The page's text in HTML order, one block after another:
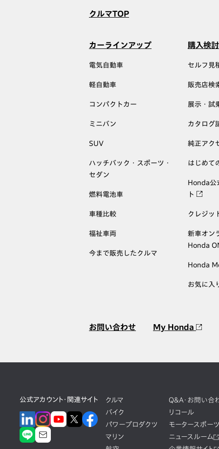
クルマTOP
カーラインアップ
電気自動車
軽自動車
コンパクトカー
ミニバン
SUV
ハッチバック・スポーツ・
セダン
燃料電池車
車種比較
福祉車両
今まで販売したクルマ
購入検
セルフ見
販売店検
展示・試
カタログ
純正アク
はじめて
Honda公
ト
クレジッ
新車オン
Honda
Honda
お気に入
お問い合わせ My Honda
公式アカウント・関連サイト
クルマ
バイク
パワープロダクツ
マリン
Q&A・お問い合
リコール
モータースポーツ
ニュースルーム